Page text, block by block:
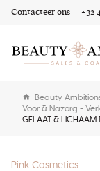
Contacteer ons +32
Beauty
Voor & Nazorg -
GELAAT & LICHAAM
Pink Cosmetics